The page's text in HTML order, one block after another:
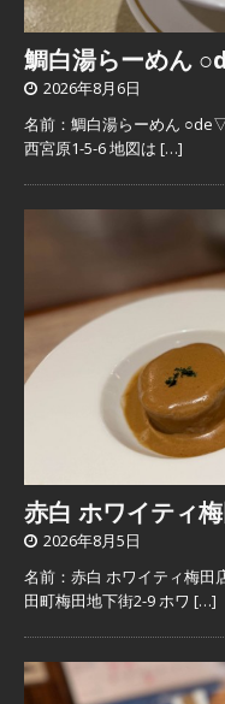
鯛白湯らーめん
2026年8月6日
名前：鯛白湯らーめん
西宮原1-5-6 地図は […]
赤白 ホワイティ
2026年8月5日
名前：赤白 ホワイティ梅田
田町梅田地下街2-9 ホワ […]